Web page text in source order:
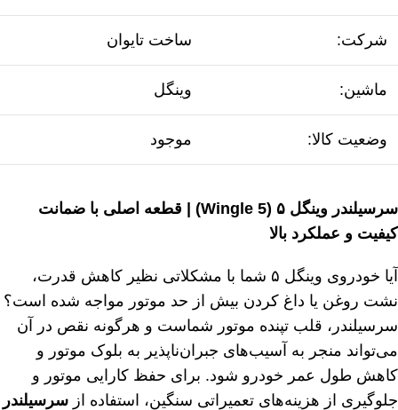
شرکت: ساخت تایوان
ماشین: وینگل
وضعیت کالا: موجود
سرسیلندر وینگل ۵ (Wingle 5) | قطعه اصلی با ضمانت
کیفیت و عملکرد بالا
آیا خودروی وینگل ۵ شما با مشکلاتی نظیر کاهش قدرت،
نشت روغن یا داغ کردن بیش از حد موتور مواجه شده است؟
سرسیلندر، قلب تپنده موتور شماست و هرگونه نقص در آن
می‌تواند منجر به آسیب‌های جبران‌ناپذیر به بلوک موتور و
کاهش طول عمر خودرو شود. برای حفظ کارایی موتور و
جلوگیری از هزینه‌های تعمیراتی سنگین، استفاده از سرسیلندر